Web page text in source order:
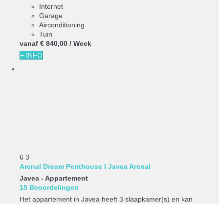
Internet
Garage
Airconditioning
Tuin
vanaf € 840,00 / Week
+ INFO
6 3
Arenal Dream Penthouse I Javea Arenal
Javea - Appartement
15 Beoordelingen
Het appartement in Javea heeft 3 slaapkamer(s) en kan